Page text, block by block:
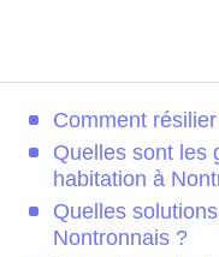
Comment
Quelles sont les
habitation à
Quelles
Nontronnais ?